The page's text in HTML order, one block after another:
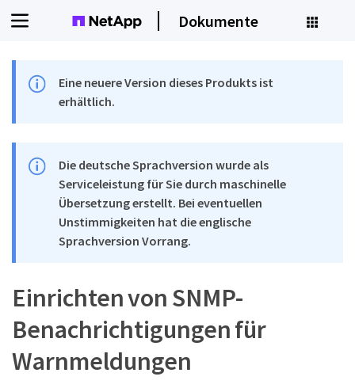
Dokumente
Eine neuere Version dieses Produkts ist
erhältlich.
Die deutsche Sprachversion wurde als
Serviceleistung für Sie durch maschinelle
Übersetzung erstellt. Bei eventuellen
Unstimmigkeiten hat die englische
Sprachversion Vorrang.
Einrichten von SNMP-
Benachrichtigungen für
Warnmeldungen